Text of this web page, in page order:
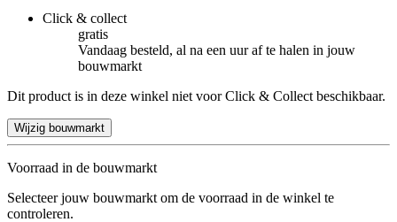
Click & collect
gratis
Vandaag besteld, al na een uur af te halen in jouw
bouwmarkt
Dit product is in deze winkel niet voor Click & Collect beschikbaar.
Wijzig bouwmarkt
Voorraad in de bouwmarkt
Selecteer jouw bouwmarkt om de voorraad in de winkel te
controleren.